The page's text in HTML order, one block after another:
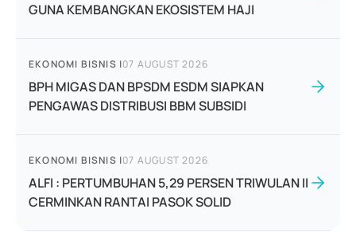
GUNA KEMBANGKAN EKOSISTEM HAJI
EKONOMI BISNIS |07 AUGUST 2026
BPH MIGAS DAN BPSDM ESDM SIAPKAN
PENGAWAS DISTRIBUSI BBM SUBSIDI
EKONOMI BISNIS |07 AUGUST 2026
ALFI : PERTUMBUHAN 5,29 PERSEN TRIWULAN II
CERMINKAN RANTAI PASOK SOLID